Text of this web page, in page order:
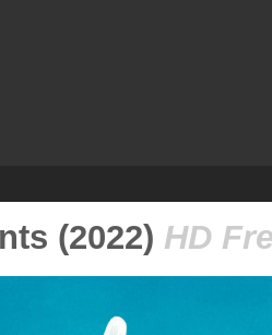
(2022) HD